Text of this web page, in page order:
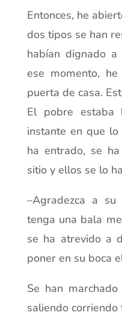
Entonces, he
dos tipos se han
habían dignado a
ese momento,
puerta de casa.
El pobre estaba
instante en que
ha entrado, se
sitio y ellos se lo
–Agradezca a
tenga una bala
se ha atrevido a
poner en su boca
Se han
saliendo